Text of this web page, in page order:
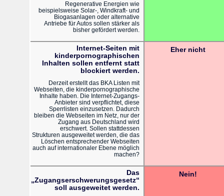
Regenerative Energien wie
beispielsweise Solar-, Windkraft- und
Biogasanlagen oder alternative
Antriebe für Autos sollen stärker als
bisher gefördert werden.
Internet-Seiten mit
kinderpornographischen
Inhalten sollen entfernt statt
blockiert werden.
Derzeit erstellt das BKA Listen mit
Webseiten, die kinderpornographische
Inhalte haben. Die Internet-Zugangs-
Anbieter sind verpflichtet, diese
Sperrlisten einzusetzen. Dadurch
bleiben die Webseiten im Netz, nur der
Zugang aus Deutschland wird
erschwert. Sollen stattdessen
Strukturen ausgeweitet werden, die das
Löschen entsprechender Webseiten
auch auf internationaler Ebene möglich
machen?
Eher nicht
Das
„Zugangserschwerungsgesetz“
soll ausgeweitet werden.
Nein!